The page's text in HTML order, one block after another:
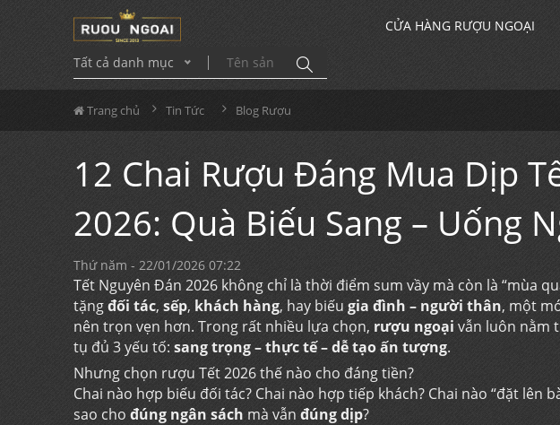
Tất cả danh mục
CỬA HÀNG RƯỢU NGOẠI
Trang chủ Tin Tức Blog Rượu
12 Chai Rượu Đáng Mua Dịp
2026: Quà Biếu Sang – Uống
Thứ năm - 22/01/2026 07:22
Tết Nguyên Đán 2026 không chỉ là thời điểm sum vầy mà còn là “mùa
tặngđối tác, sếp, khách hàng, hay biếu gia đình – người thân, một
nên trọn vẹn hơn. Trong rất nhiều lựa chọn, rượu ngoại vẫn luôn nằm
tụ đủ 3 yếu tố: sang trọng – thực tế – dễ tạo ấn tượng.
Nhưng chọn rượu Tết 2026 thế nào cho đáng tiền?
Chai nào hợp biếu đối tác? Chai nào hợp tiếp khách? Chai nào “đặt lên
sao cho đúng ngân sách mà vẫn đúng dịp?